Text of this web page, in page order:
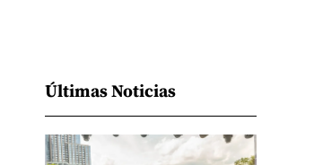
Últimas Noticias